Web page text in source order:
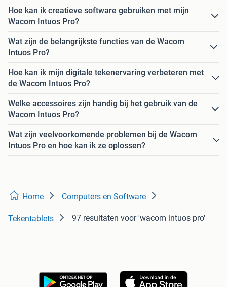
Hoe kan ik creatieve software gebruiken met mijn
Wacom Intuos Pro?
Wat zijn de belangrijkste functies van de Wacom
Intuos Pro?
Hoe kan ik mijn digitale tekenervaring verbeteren met
de Wacom Intuos Pro?
Welke accessoires zijn handig bij het gebruik van de
Wacom Intuos Pro?
Wat zijn veelvoorkomende problemen bij de Wacom
Intuos Pro en hoe kan ik ze oplossen?
Home Computers en Software
Tekentablets 97 resultaten voor 'wacom intuos pro'